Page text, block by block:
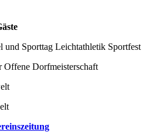
und Sporttag Leichtathletik Sportfest
Offene Dorfmeisterschaft